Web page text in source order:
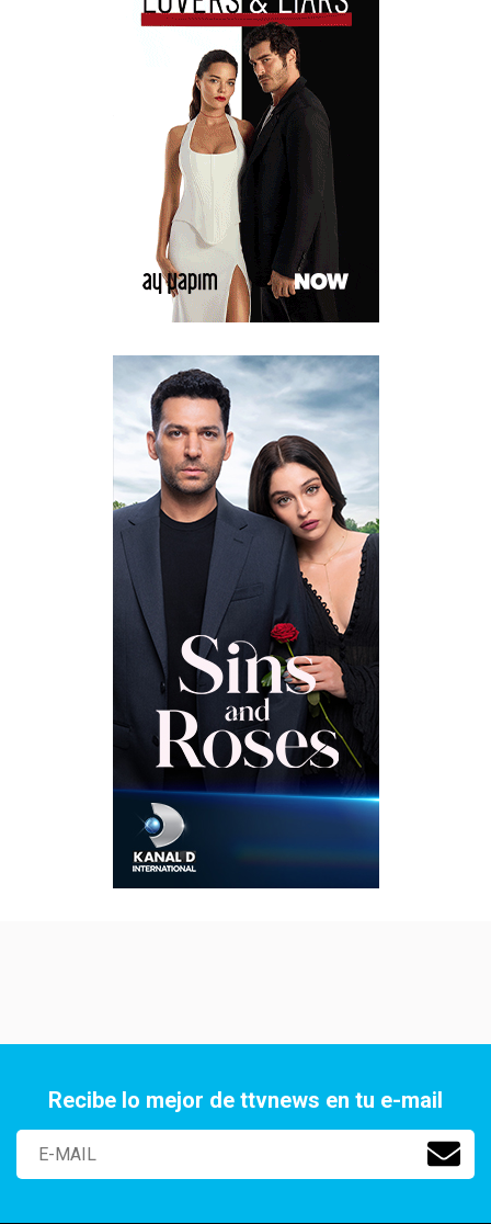
Recibe lo mejor de ttvnews en tu e-mail